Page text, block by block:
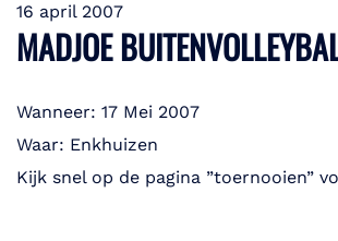
16 april 2007
MADJOE
Wanneer: 17 Mei 2007
Waar: Enkhuizen
Kijk snel op de pagina ”toernooien”